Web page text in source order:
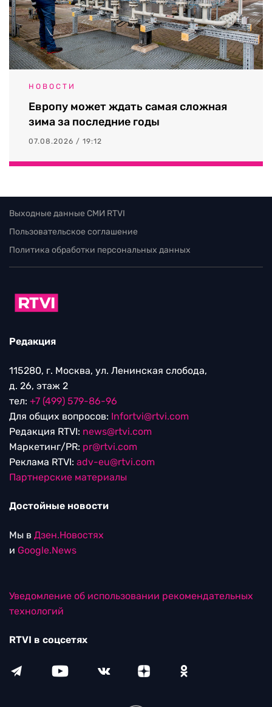
НОВОСТИ
Европу может ждать самая сложная
зима за последние годы
07.08.2026 / 19:12
Выходные данные СМИ RTVI
Пользовательское соглашение
Политика обработки персональных данных
Редакция
115280, г. Москва, ул. Ленинская слобода,
д. 26, этаж 2
тел: +7 (499) 579-86-96
Для общих вопросов: Infortvi@rtvi.com
Редакция RTVI: news@rtvi.com
Маркетинг/PR: pr@rtvi.com
Реклама RTVI: adv-eu@rtvi.com
Партнерские материалы
Достойные новости
Мы в Дзен.Новостях
и Google.News
Уведомление об использовании рекомендательных
технологий
RTVI в соцсетях